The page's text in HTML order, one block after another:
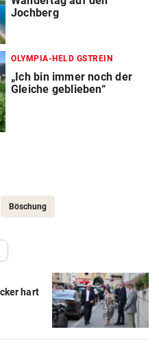
Jochberg
OLYMPIA-HELD GSTREIN
„Ich bin immer noch der
Gleiche geblieben“
Böschung
hart